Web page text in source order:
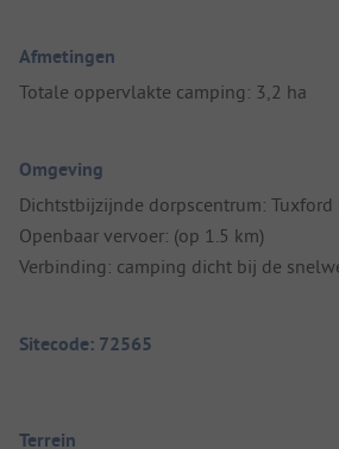
Afmetingen
Totale oppervlakte camping: 3,2 ha
Omgeving
Dichtstbijzijnde dorpscentrum: Tuxford
Openbaar vervoer: (op 1.5 km)
Verbinding: camping dicht bij de
Sitecode: 72565
Terrein